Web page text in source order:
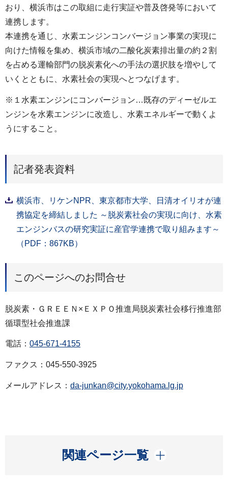
おり、横浜市はこの取組に走行実証や普及啓発等において
連携します。
本連携を通じ、水素エンジンコンバージョン事業の実現に
向けた情報を集め、横浜市域の二酸化炭素排出量の約２割
を占める運輸部門の脱炭素化への手法の選択肢を増やして
いくとともに、水素社会の実現へとつなげます。
※１水素エンジンにコンバージョン…既存のディーゼルエ
ンジンを水素エンジンに改造し、水素エネルギーで動くよ
うにすること。
記者発表資料
横浜市、リケンNPR、東京都市大学、日清オイリオが連
携協定を締結しました ～脱炭素社会の実現に向け、水素
エンジンバスの研究実証に産官学連携で取り組みます～
（PDF：867KB）
このページへのお問合せ
脱炭素・ＧＲＥＥＮ×ＥＸＰＯ推進局脱炭素社会移行推進部
循環型社会推進課
電話： 045-671-4155
ファクス：045-550-3925
メールアドレス： da-junkan@city.yokohama.lg.jp
関連ページ一覧
開く